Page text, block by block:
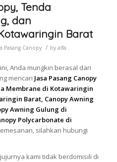
Tenda
dan
Barat
Pasang Canopy / by alfa
Anda mungkin berasal dari
mencari Jasa Pasang Canopy
Membrane di Kotawaringin
Barat, Canopy Awning
Awning Gulung di
Polycarbonate di
silahkan hubungi
kami tidak berdomisili di